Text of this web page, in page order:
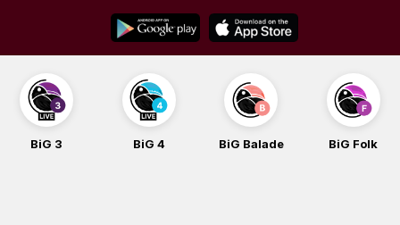
content
BiG 3 BiG 4 BiG Balade BiG Folk